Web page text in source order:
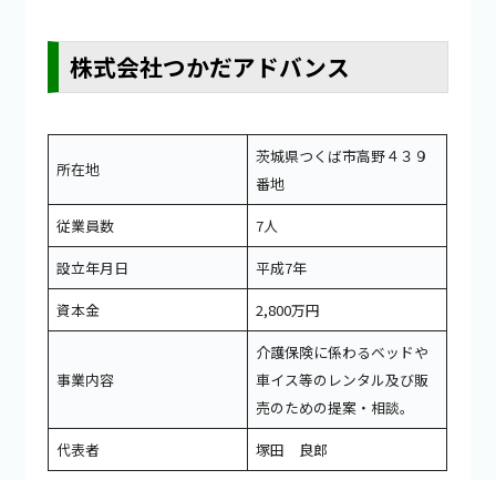
株式会社つかだアドバンス
所在地
茨城県つくば市高野４３９
番地
従業員数
7人
設立年月日
平成7年
資本金
2,800万円
事業内容
介護保険に係わるベッドや
車イス等のレンタル及び販
売のための提案・相談。
代表者
塚田 良郎